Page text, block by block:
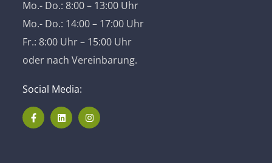
Mo.- Do.: 8:00 – 13:00 Uhr
Mo.- Do.: 14:00 – 17:00 Uhr
Fr.: 8:00 Uhr – 15:00 Uhr
oder nach Vereinbarung.
Social Media: